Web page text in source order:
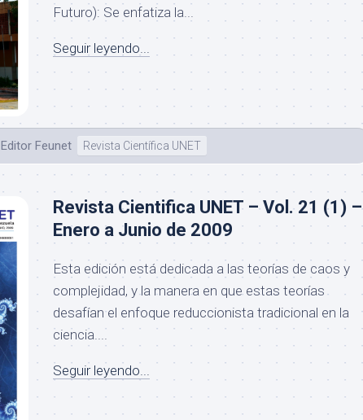
Futuro): Se enfatiza la...
Seguir leyendo...
Editor Feunet Revista Científica UNET
Revista Cientifica UNET – Vol. 21 (1) –
Enero a Junio de 2009
Esta edición está dedicada a las teorías de caos y
complejidad, y la manera en que estas teorías
desafían el enfoque reduccionista tradicional en la
ciencia....
Seguir leyendo...